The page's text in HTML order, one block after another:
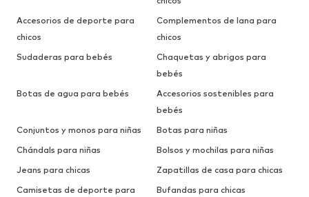
Accesorios de deporte para
chicos
Complementos de lana para
chicos
Sudaderas para bebés
Chaquetas y abrigos para
bebés
Botas de agua para bebés
Accesorios sostenibles para
bebés
Conjuntos y monos para niñas
Botas para niñas
Chándals para niñas
Bolsos y mochilas para niñas
Jeans para chicas
Zapatillas de casa para chicas
Camisetas de deporte para
Bufandas para chicas